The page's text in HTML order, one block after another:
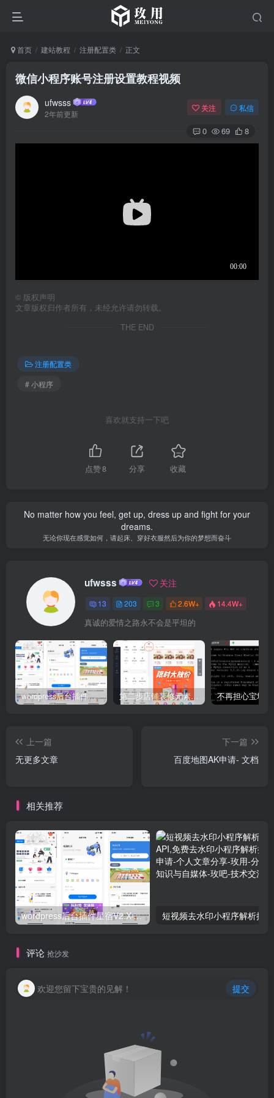
首页 建站教程 注册配置类 正文
微信小程序账号注册设置教程视频
ufwsss
2年前更新
关注 私信
0 69 8
© 版权声明
文章版权归作者所有，未经允许请勿转载。
THE END
注册配置类
# 小程序
喜欢就支持一下吧
点赞8 分享 收藏
No matter how you feel, get up, dress up and fight for your
dreams.
无论你现在感觉如何，请起床、穿好衣服然后为你的梦想而奋斗
ufwsss 关注
13 203 3 2.6W+ 14.4W+
真诚的爱情之路永不会是平坦的
wordpress后台插件星宿V2.X-V3小程序搭建教程(备忘） 第二步店铺装修元素应用场景介绍
上一篇
无更多文章
下一篇
百度地图AK申请- 文档
相关推荐
wordpress后台插件星宿V2.X-V3小程序搭建教程(备忘）
评论 抢沙发
欢迎您留下宝贵的见解！ 提交